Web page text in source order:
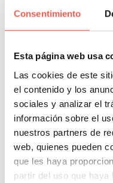
Consentimiento
Esta página web usa
Las cookies de este
el contenido y los
sociales y analizar el
información sobre el
nuestros partners de
web, quienes pueden
que les haya
partir del uso que
inclusive